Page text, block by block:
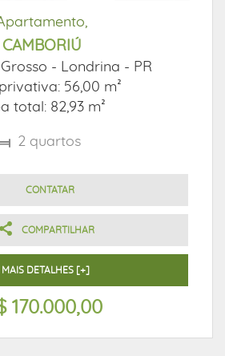
CAMBORIÚ
- Londrina - PR
56,00 m²
total: 82,93 m²
2 quartos
CONTATAR
COMPARTILHAR
MAIS DETALHES [+]
170.000,00